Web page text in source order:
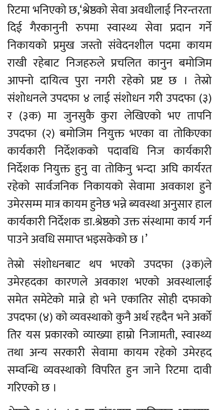
रिटमा भनिएको छ,‘श्रेष्ठको सेवा अवधीलाई निरन्तरता
दिई गैरकानुनी रुपमा स्वास्थ्य सेवा प्रदान गर्ने
निकायको प्रमुख जस्तो संवेदनशील पदमा कायम
राखी रहेबाट निजहरुले प्रचलित कानुन बमोजिम
आफ्नो दायित्व पुरा नगरी रहेको प्रष्ट छ । तेस्रो
संशोधनले उपदफा ४ लाई संशोधन गरी उपदफा (३)
र (३क) मा जुनसुकै कुरा लेखिएको भए तापनि
उपदफा (२) बमोजिम नियुक्त भएका वा तोकिएका
कार्यकारी निर्देशकको पदावधि निज कार्यकारी
निर्देशक नियुक्त हुनु वा तोकिनु भन्दा अघि कार्यरत
रहेको सार्वजनिक निकायको सेवामा अवकाश हुने
उमेरसम्म मात्र कायम हुनेछ भन्ने ब्यवस्था अनुसार हाल
कार्यकारी निर्देशक डा.श्रेष्ठको उक्त संस्थामा कार्य गर्न
पाउने अवधि समाप्त भइसकेको छ ।’
तेस्रो संशोधनबाट थप भएको उपदफा (३क)ले
उमेरहदका कारणले अवकाश भएको अवस्थालाई
समेत समेटेको मान्ने हो भने एकातिर सोही दफाको
उपदफा (४) को व्यवस्थाको कुनै अर्थ रहदैन भने अर्को
तिर यस प्रकारको व्याख्या हाम्रो निजामती, स्वास्थ्य
तथा अन्य सरकारी सेवामा कायम रहेको उमेरहद
सम्वन्धि व्यवस्थाको विपरित हुन जाने रिटमा दावी
गरिएको छ ।